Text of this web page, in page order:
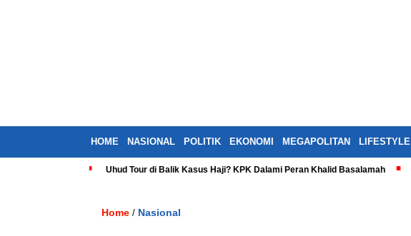
HOME NASIONAL POLITIK EKONOMI MEGAPOLITAN LIFESTYLE
Uhud Tour di Balik Kasus Haji? KPK Dalami Peran Khalid Basalamah
Home / Nasional